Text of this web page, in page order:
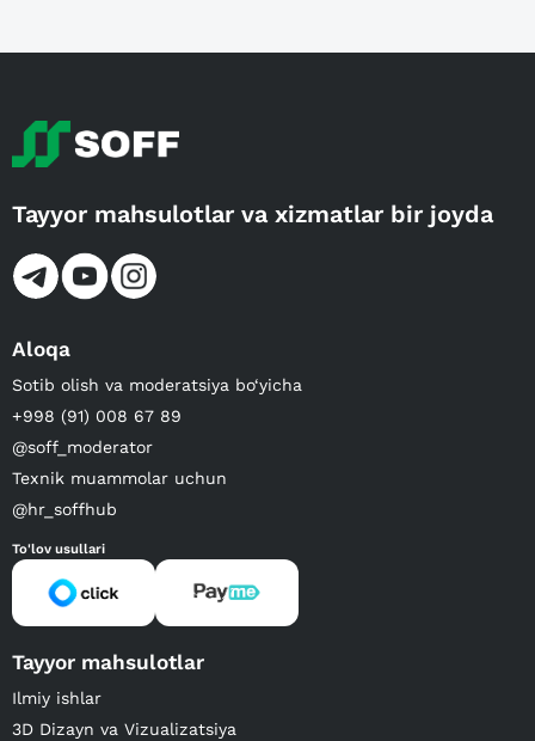
Tayyor mahsulotlar va xizmatlar bir joyda
Aloqa
Sotib olish va moderatsiya bo‘yicha
+998 (91) 008 67 89
@soff_moderator
Texnik muammolar uchun
@hr_soffhub
To'lov usullari
Tayyor mahsulotlar
Ilmiy ishlar
3D Dizayn va Vizualizatsiya